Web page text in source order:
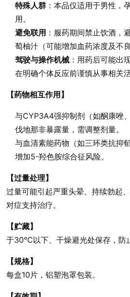
特殊人群 ：本品仅适用于男性，
用。
避免联用 ：服药期间禁止饮酒，
萄柚汁（可能增加血药浓度及不
驾驶与操作机械 ：用药后可能出
在明确个体反应前谨慎从事相关活
【药物相互作用】
与CYP3A4强抑制剂（如酮康唑
伐地那非暴露量，需调整剂量。
与血清素能药物（如三环类抗抑
增加5-羟色胺综合征风险。
【过量处理】
过量可能引起严重头晕、持续勃起
对症支持治疗。
【贮藏】
于30°C以下、干燥避光处保存，防
【规格】
每盒10片，铝塑泡罩包装。